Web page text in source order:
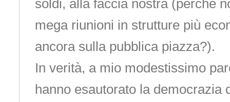
soldi, alla faccia nostra (perchè
mega riunioni in strutture più
ancora sulla pubblica piazza?).
In verità, a mio modestissimo
hanno esautorato la democrazia